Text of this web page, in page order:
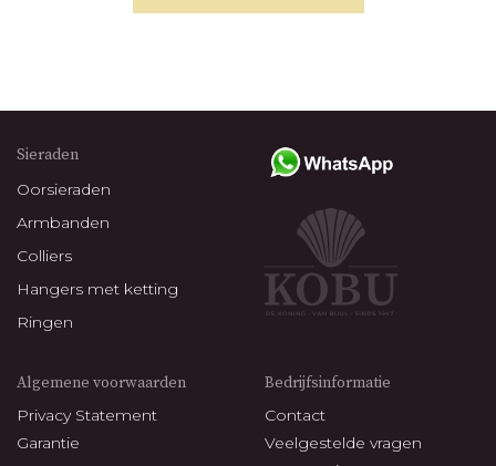
Sieraden
Oorsieraden
Armbanden
Colliers
Hangers met ketting
Ringen
Algemene voorwaarden
Privacy Statement
Garantie
Bedrijfsinformatie
Contact
Veelgestelde vragen